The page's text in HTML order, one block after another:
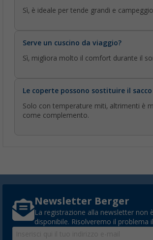
Sì, è ideale per tende grandi e
Serve un cuscino da viaggio?
Sì, migliora molto il comfort durante il
Le coperte possono sostituire il
Solo con temperature miti, altrimenti è
come complemento.
Newsletter Berger
La registrazione alla newsletter non
disponibile. Risolveremo il problema